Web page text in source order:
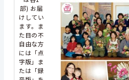
部) お届
けしてい
ます。ま
た目の不
自由な方
には「点
字版」ま
たは「録